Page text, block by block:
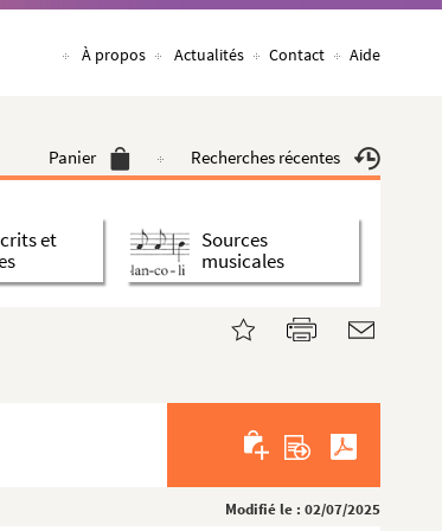
À propos Actualités Contact Aide
Panier Recherches récentes
et
Sources
musicales
Modifié le : 02/07/2025